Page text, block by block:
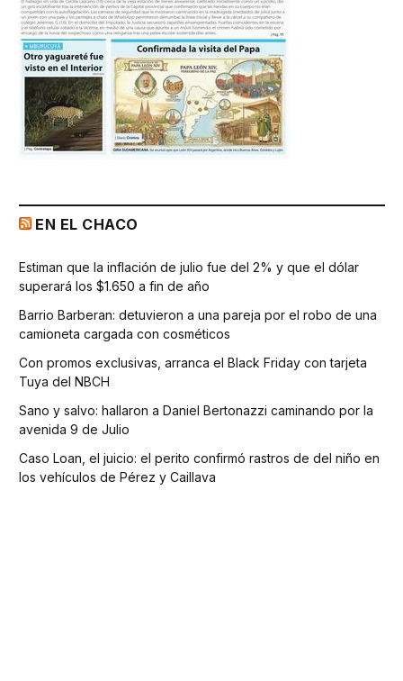
EN EL CHACO
Estiman que la inflación de julio fue del 2% y que el dólar
superará los $1.650 a fin de año
Barrio Barberan: detuvieron a una pareja por el robo de una
camioneta cargada con cosméticos
Con promos exclusivas, arranca el Black Friday con tarjeta
Tuya del NBCH
Sano y salvo: hallaron a Daniel Bertonazzi caminando por la
avenida 9 de Julio
Caso Loan, el juicio: el perito confirmó rastros de del niño en
los vehículos de Pérez y Caillava